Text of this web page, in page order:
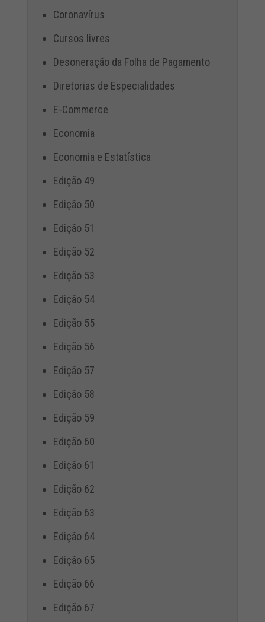
Coronavírus
Cursos livres
Desoneração da Folha de Pagamento
Diretorias de Especialidades
E-Commerce
Economia
Economia e Estatística
Edição 49
Edição 50
Edição 51
Edição 52
Edição 53
Edição 54
Edição 55
Edição 56
Edição 57
Edição 58
Edição 59
Edição 60
Edição 61
Edição 62
Edição 63
Edição 64
Edição 65
Edição 66
Edição 67